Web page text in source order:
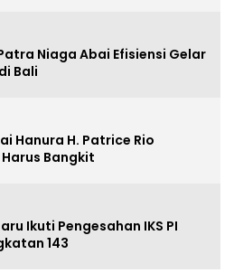
Niaga Abai Efisiensi Gelar
Bali
Hanura H. Patrice Rio
Bangkit
Ikuti Pengesahan IKS PI
143